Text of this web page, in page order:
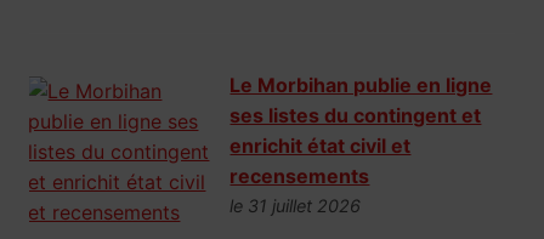
Le Morbihan publie en ligne
ses listes du contingent et
enrichit état civil et
recensements
le 31 juillet 2026